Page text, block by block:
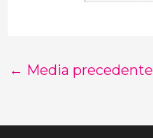
← Media precedente